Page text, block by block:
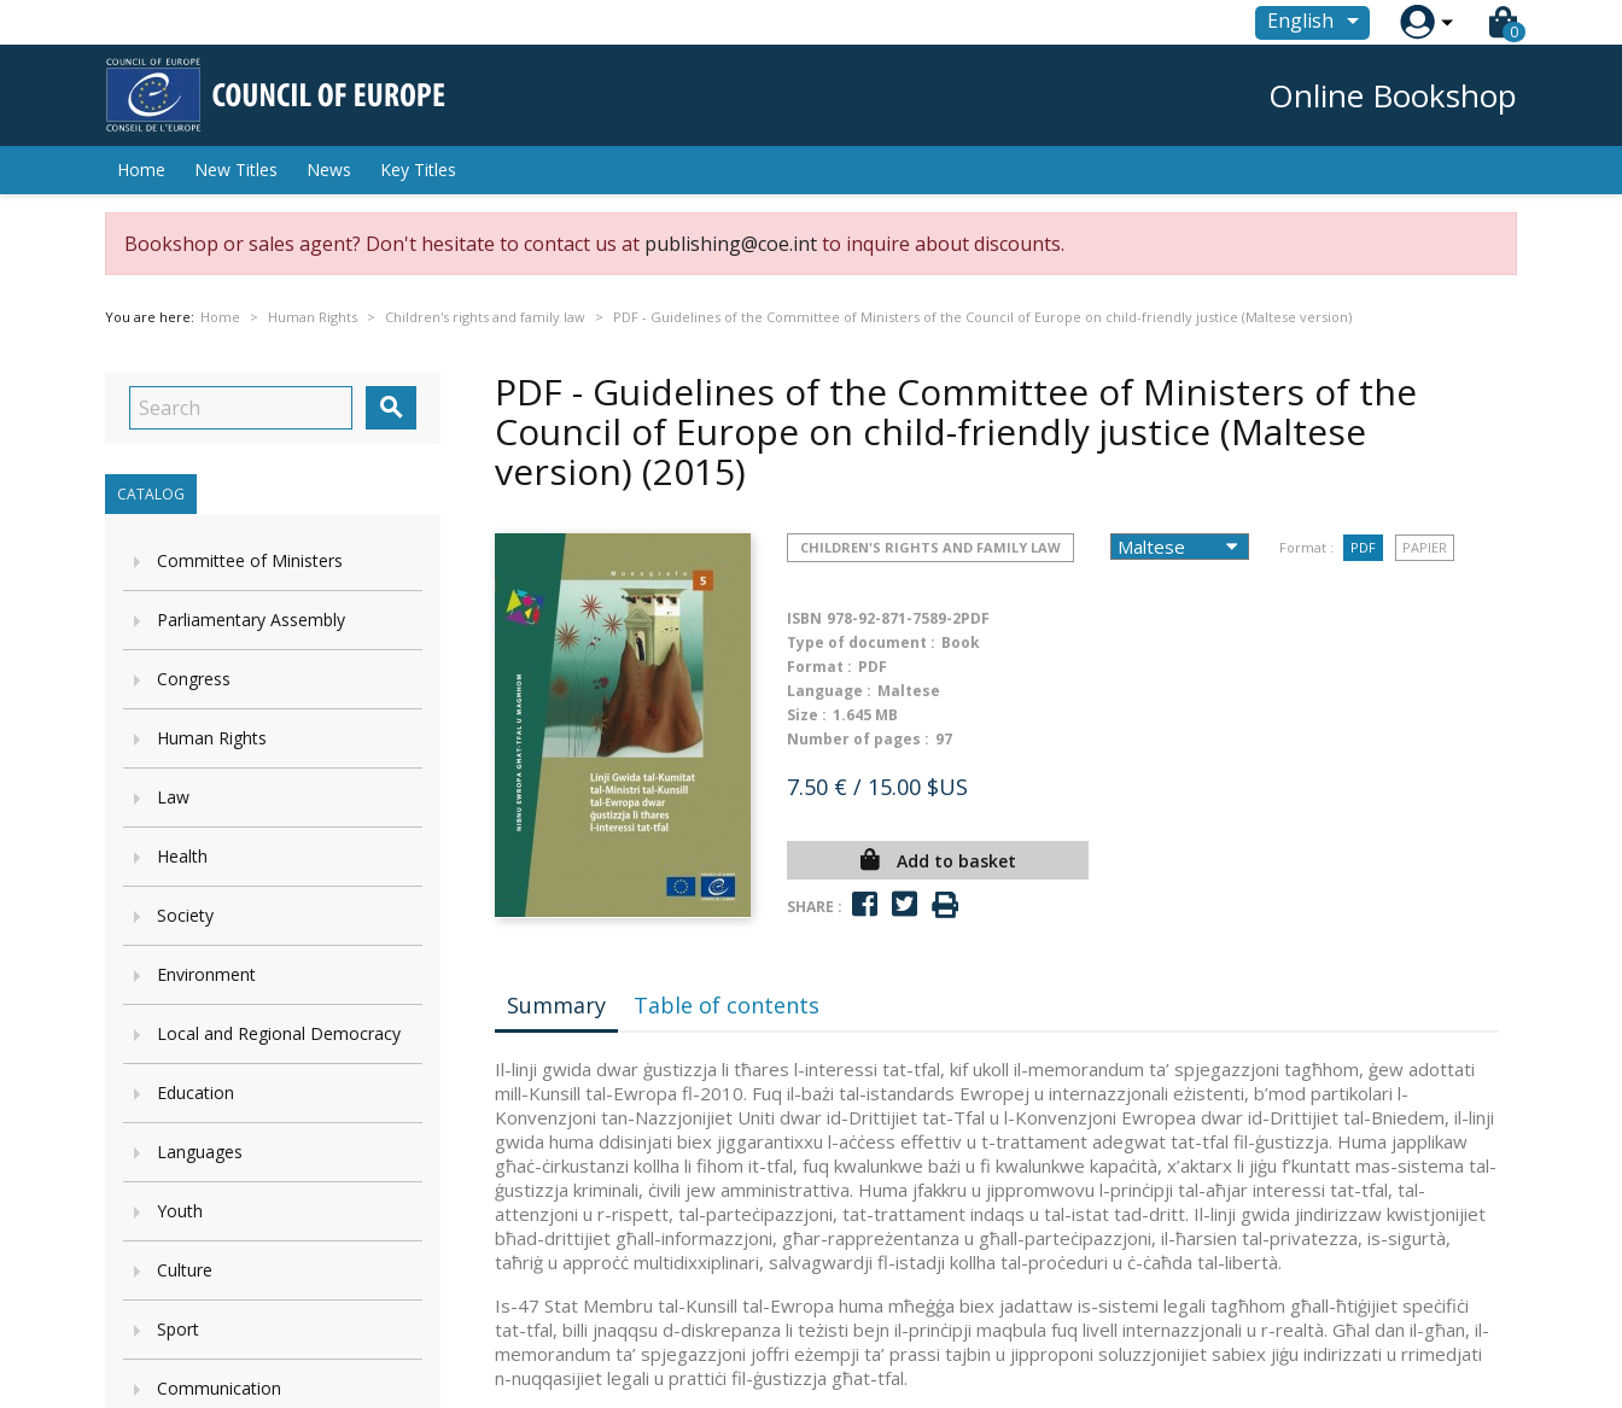
English  0
Online Bookshop
Home New Titles News Key Titles
Bookshop or sales agent? Don't hesitate to contact us at publishing@coe.intto inquire about discounts.
You are here: Home Human Rights Children's rights and family law PDF - Guidelines of the Committee of Ministers of the Council of Europe on child-friendly justice (Maltese version)

CATALOG
Committee of Ministers
Parliamentary Assembly
Congress
Human Rights
Law
Health
Society
Environment
Local and Regional Democracy
Education
Languages
Youth
Culture
Sport
Communication
PDF - Guidelines of the Committee of Ministers of the
Council of Europe on child-friendly justice (Maltese
version) (2015)
CHILDREN'S RIGHTS AND FAMILY LAW Format : PDF PAPIER
ISBN 978-92-871-7589-2PDF
Type of document : Book
Format : PDF
Language : Maltese
Size : 1.645 MB
Number of pages : 97
7.50 € / 15.00 $US
Add to basket
SHARE :
Summary Table of contents
Il-linji gwida dwar ġustizzja li tħares l-interessi tat-tfal, kif ukoll il-memorandum ta’ spjegazzjoni tagħhom, ġew adottati
mill-Kunsill tal-Ewropa fl-2010. Fuq il-bażi tal-istandards Ewropej u internazzjonali eżistenti, b’mod partikolari l-
Konvenzjoni tan-Nazzjonijiet Uniti dwar id-Drittijiet tat-Tfal u l-Konvenzjoni Ewropea dwar id-Drittijiet tal-Bniedem, il-linji
gwida huma ddisinjati biex jiggarantixxu l-aċċess effettiv u t-trattament adegwat tat-tfal fil-ġustizzja. Huma japplikaw
għaċ-ċirkustanzi kollha li fihom it-tfal, fuq kwalunkwe bażi u fi kwalunkwe kapaċità, x’aktarx li jiġu f’kuntatt mas-sistema tal-
ġustizzja kriminali, ċivili jew amministrattiva. Huma jfakkru u jippromwovu l-prinċipji tal-aħjar interessi tat-tfal, tal-
attenzjoni u r-rispett, tal-parteċipazzjoni, tat-trattament indaqs u tal-istat tad-dritt. Il-linji gwida jindirizzaw kwistjonijiet
bħad-drittijiet għall-informazzjoni, għar-rappreżentanza u għall-parteċipazzjoni, il-ħarsien tal-privatezza, is-sigurtà,
taħriġ u approċċ multidixxiplinari, salvagwardji fl-istadji kollha tal-proċeduri u ċ-ċaħda tal-libertà.
Is-47 Stat Membru tal-Kunsill tal-Ewropa huma mħeġġa biex jadattaw is-sistemi legali tagħhom għall-ħtiġijiet speċifiċi
tat-tfal, billi jnaqqsu d-diskrepanza li teżisti bejn il-prinċipji maqbula fuq livell internazzjonali u r-realtà. Għal dan il-għan, il-
memorandum ta’ spjegazzjoni joffri eżempji ta’ prassi tajbin u jipproponi soluzzjonijiet sabiex jiġu indirizzati u rrimedjati
n-nuqqasijiet legali u prattiċi fil-ġustizzja għat-tfal.